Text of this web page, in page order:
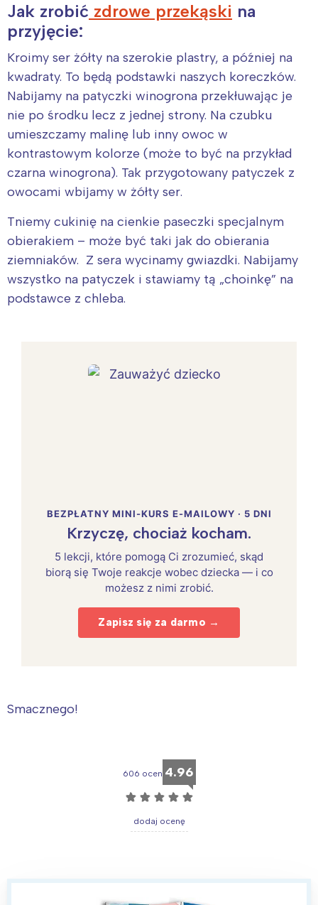
Jak zrobić zdrowe przekąski na
przyjęcie:
Kroimy ser żółty na szerokie plastry, a później na
kwadraty. To będą podstawki naszych koreczków.
Nabijamy na patyczki winogrona przekłuwając je
nie po środku lecz z jednej strony. Na czubku
umieszczamy malinę lub inny owoc w
kontrastowym kolorze (może to być na przykład
czarna winogrona). Tak przygotowany patyczek z
owocami wbijamy w żółty ser.
Tniemy cukinię na cienkie paseczki specjalnym
obierakiem – może być taki jak do obierania
ziemniaków. Z sera wycinamy gwiazdki. Nabijamy
wszystko na patyczek i stawiamy tą „choinkę” na
podstawce z chleba.
BEZPŁATNY MINI-KURS E-MAILOWY · 5 DNI
Krzyczę, chociaż kocham.
5 lekcji, które pomogą Ci zrozumieć, skąd
biorą się Twoje reakcje wobec dziecka — i co
możesz z nimi zrobić.
Zapisz się za darmo →
Smacznego!
606 ocen 4.96
☆ ☆ ☆ ☆ ☆
dodaj ocenę